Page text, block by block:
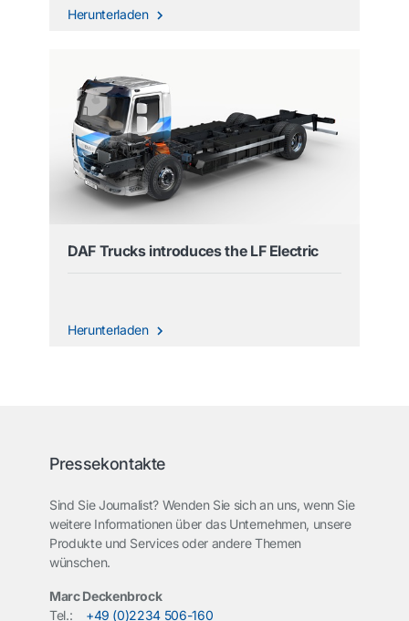
Herunterladen
DAF Trucks introduces the LF Electric
Herunterladen
Pressekontakte
Sind Sie Journalist? Wenden Sie sich an uns, wenn Sie
weitere Informationen über das Unternehmen, unsere
Produkte und Services oder andere Themen
wünschen.
Marc Deckenbrock
Tel.: +49 (0)2234 506-160